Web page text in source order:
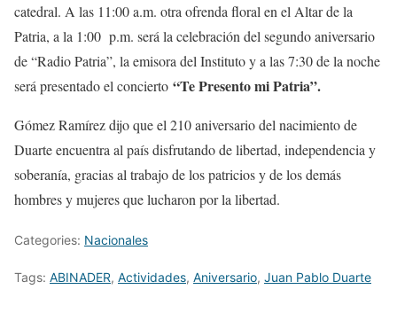
catedral. A las 11:00 a.m. otra ofrenda floral en el Altar de la
Patria, a la 1:00 p.m. será la celebración del segundo aniversario
de “Radio Patria”, la emisora del Instituto y a las 7:30 de la noche
será presentado el concierto “Te Presento mi Patria”.
Gómez Ramírez dijo que el 210 aniversario del nacimiento de
Duarte encuentra al país disfrutando de libertad, independencia y
soberanía, gracias al trabajo de los patricios y de los demás
hombres y mujeres que lucharon por la libertad.
Categories: Nacionales
Tags: ABINADER, Actividades, Aniversario, Juan Pablo Duarte